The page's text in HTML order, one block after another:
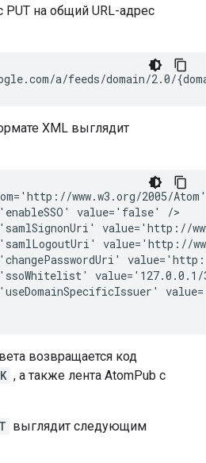
PUT на общий URL-адрес
XML выглядит
www.w3.org/2005/
value='false' />
value='http://
value='http://
возвращается код
, а также лента AtomPub с
выглядит следующим